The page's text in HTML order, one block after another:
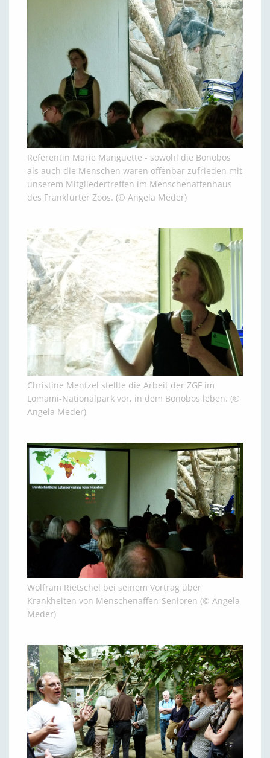
Referentin Marie Manguette - sowohl die Bonobos
als auch die Menschen waren offenbar zufrieden mit
unserem Mitgliedertreffen im Menschenaffenhaus
des Frankfurter Zoos. (© Angela Meder)
Christine Mentzel stellte die Arbeit der ZGF im
Lomami-Nationalpark vor, in dem Bonobos leben. (©
Angela Meder)
Wolfram Rietschel bei seinem Vortrag über
Krankheiten von Menschenaffen-Senioren (© Angela
Meder)